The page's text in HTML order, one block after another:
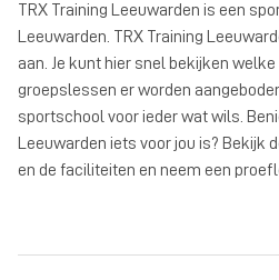
TRX Training Leeuwarden is een
Leeuwarden. TRX Training
aan. Je kunt hier snel bekijken
groepslessen er worden
sportschool voor ieder wat wils.
Leeuwarden iets voor jou is? Bekijk
en de faciliteiten en neem een